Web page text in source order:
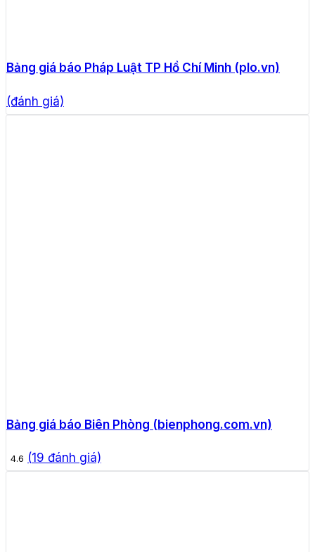
Bảng giá báo Pháp Luật TP Hồ Chí Minh (plo.vn)
(đánh giá)
Bảng giá báo Biên Phòng (bienphong.com.vn)
4.6 (19 đánh giá)